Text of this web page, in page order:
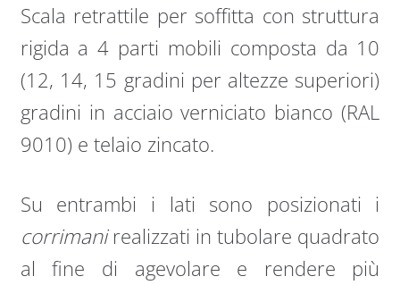
Scala retrattile per soffitta con struttura
rigida a 4 parti mobili composta da 10
(12, 14, 15 gradini per altezze superiori)
gradini in acciaio verniciato bianco (RAL
9010) e telaio zincato.
Su entrambi i lati sono posizionati i
corrimanirealizzati in tubolare quadrato
al fine di agevolare e rendere più